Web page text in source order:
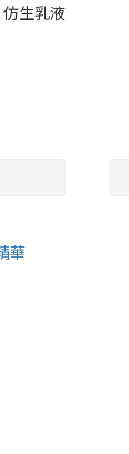
仿生乳液